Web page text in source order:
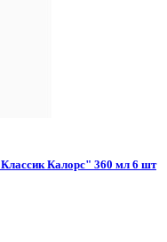
Калорс" 360 мл 6 шт